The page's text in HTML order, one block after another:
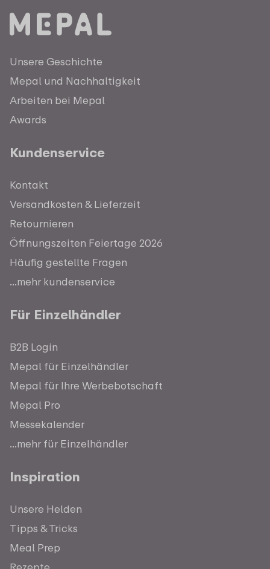
Unsere Geschichte
Mepal und Nachhaltigkeit
Arbeiten bei Mepal
Awards
Kundenservice
Kontakt
Versandkosten & Lieferzeit
Retournieren
Öffnungszeiten Feiertage 2026
Häufig gestellte Fragen
...mehr kundenservice
Für Einzelhändler
B2B Login
Mepal für Einzelhändler
Mepal für Ihre Werbebotschaft
Mepal Pro
Messekalender
...mehr für Einzelhändler
Inspiration
Unsere Helden
Tipps & Tricks
Meal Prep